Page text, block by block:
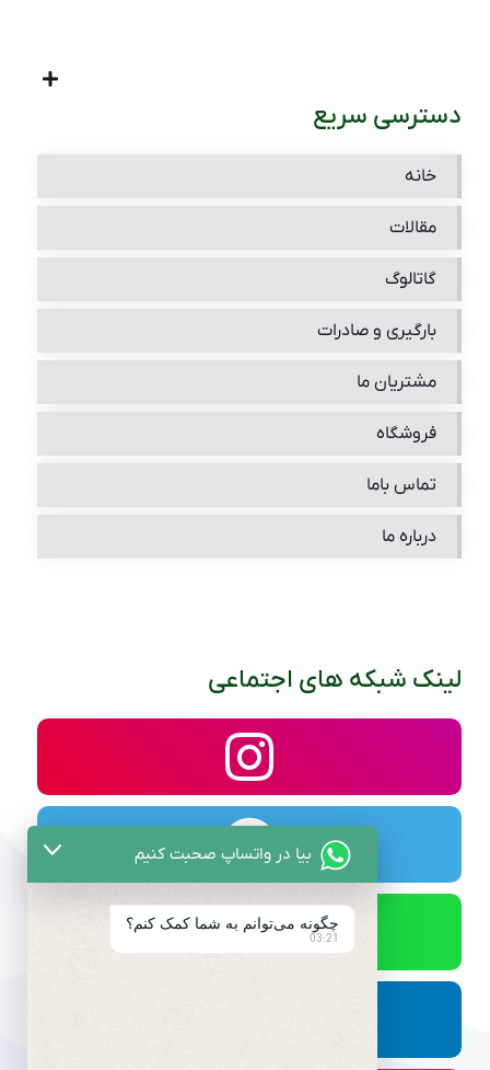
دسترسی سریع
خانه
مقالات
گاتالوگ
بارگیری و صادرات
مشتریان ما
فروشگاه
تماس باما
درباره ما
لینک شبکه های اجتماعی
بیا در واتساپ صحبت کنیم
چگونه می‌توانم به شما کمک کنم؟
03:21